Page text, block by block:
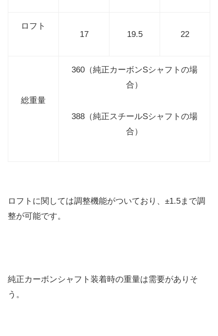
ロフト
17
19.5 22
総重量
360（純正カーボンSシャフトの場
合）
388（純正スチールSシャフトの場
合）
ロフトに関しては調整機能がついており、±1.5まで調
整が可能です。
純正カーボンシャフト装着時の重量は需要がありそ
う。